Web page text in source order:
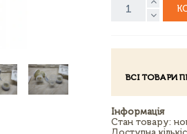
ВСІ ТОВАРИ
Інформація
Стан товару: